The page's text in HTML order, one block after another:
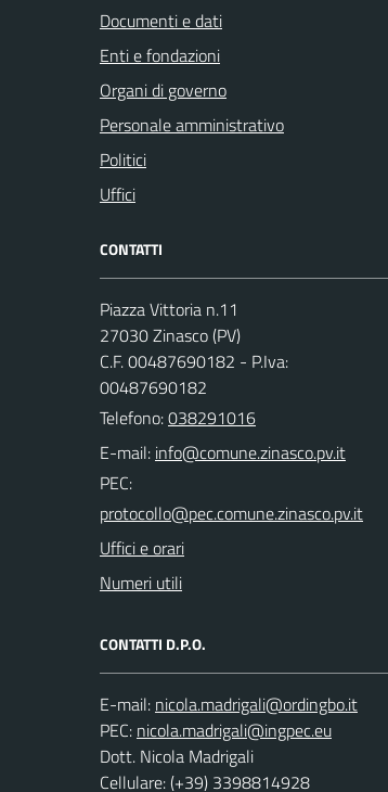
Documenti e dati
Enti e fondazioni
Organi di governo
Personale amministrativo
Politici
Uffici
CONTATTI
Piazza Vittoria n.11
27030 Zinasco (PV)
C.F. 00487690182 - P.Iva:
00487690182
Telefono:038291016
E-mail:
PEC:
Uffici e orari
Numeri utili
CONTATTI D.P.O.
E-mail:
PEC:
Dott. Nicola Madrigali
Cellulare: (+39) 3398814928